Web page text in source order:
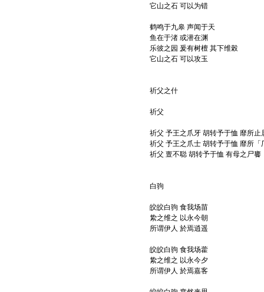
它山之石 可以为错
鹤鸣于九皋 声闻于天
鱼在于渚 或潜在渊
乐彼之园 爰有树檀 其下维榖
它山之石 可以攻玉
祈父之什
祈父
祈父 予王之爪牙 胡转予于恤 靡所止
祈父 予王之爪士 胡转予于恤 靡所「
祈父 亶不聪 胡转予于恤 有母之尸饔
白驹
皎皎白驹 食我场苗
絷之维之 以永今朝
所谓伊人 於焉逍遥
皎皎白驹 食我场藿
絷之维之 以永今夕
所谓伊人 於焉嘉客